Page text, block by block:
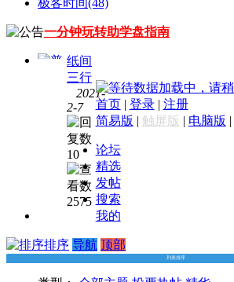
一分钟玩转助学盘指南
Python3
入门
纸间
三行
2021-
2-7
10
2575
数据加载中，请
首页| 登录| 注册
简易版 | 触屏版 | 电脑版 |
论坛
精选
发帖
搜索
我的
排序 导航 顶部
列表排序